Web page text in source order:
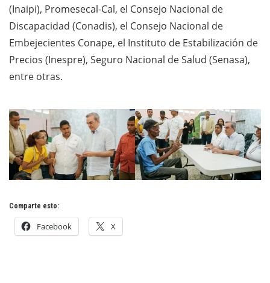
(Inaipi), Promesecal-Cal, el Consejo Nacional de
Discapacidad (Conadis), el Consejo Nacional de
Embejecientes Conape, el Instituto de Estabilización de
Precios (Inespre), Seguro Nacional de Salud (Senasa),
entre otras.
Comparte esto:
Facebook X